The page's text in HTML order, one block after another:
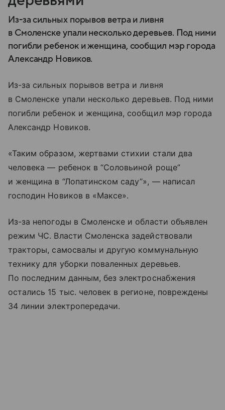
Из-за сильных порывов ветра и ливня
в Смоленске упали несколько деревьев. Под ними
погибли ребенок и женщина, сообщил мэр города
Александр Новиков.
Из-за сильных порывов ветра и ливня
в Смоленске упали несколько деревьев. Под ними
погибли ребенок и женщина, сообщил мэр города
Александр Новиков.
«Таким образом, жертвами стихии стали два
человека — ребенок в “Соловьиной роще”
и женщина в “Лопатинском саду”», — написал
господин Новиков в «Максе».
Из-за непогоды в Смоленске и области объявлен
режим ЧС. Власти Смоленска задействовали
тракторы, самосвалы и другую коммунальную
технику для уборки поваленных деревьев.
По последним данным, без электроснабжения
остались 15 тыс. человек в регионе, повреждены
34 линии электропередачи.